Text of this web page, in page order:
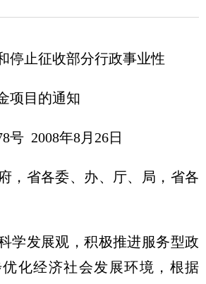
停止征收部分行政事业性
项目的通知
号 2008年8月26日
，省各委、办、厅、局，省各
学发展观，积极推进服务型政
化经济社会发展环境，根据